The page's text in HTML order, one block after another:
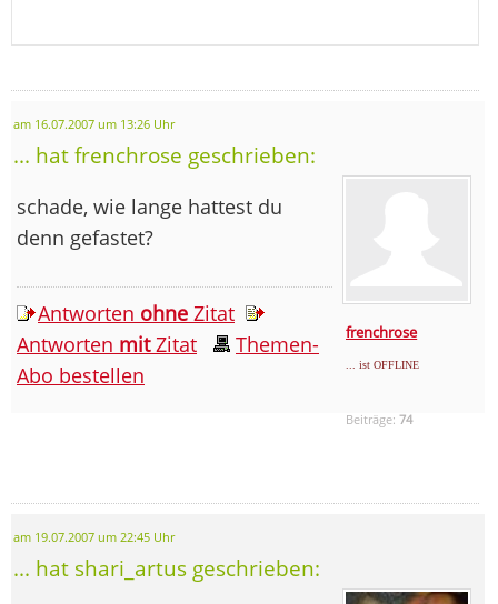
am 16.07.2007 um 13:26 Uhr
... hat frenchrose geschrieben:
frenchrose
... ist OFFLINE
Beiträge:74
schade, wie lange hattest du
denn gefastet?
Antworten ohne Zitat
Antworten mitZitat
Themen-
Abo bestellen
am 19.07.2007 um 22:45 Uhr
... hat shari_artus geschrieben: